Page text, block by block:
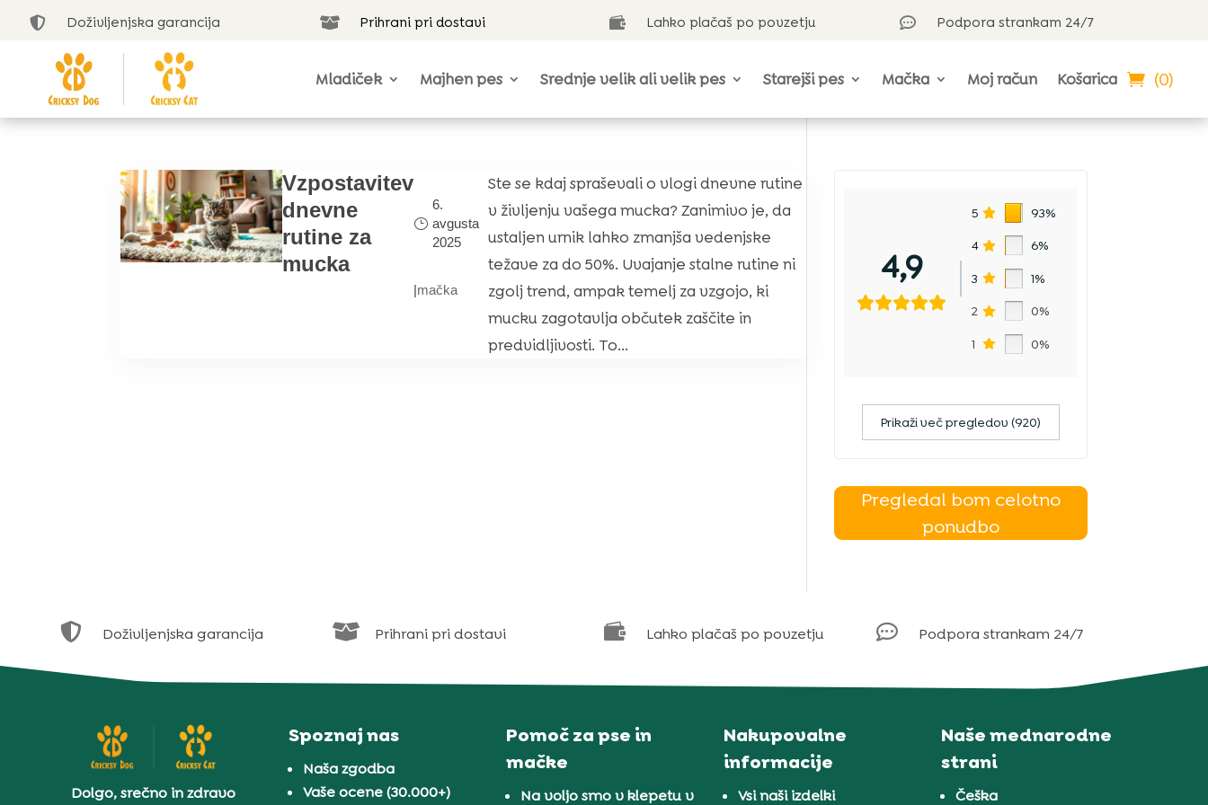
 Doživljenjska garancija  Prihrani pri dostavi  Lahko plačaš po povzetju  Podpora strankam 24/7
Mladiček Majhen pes Srednje velik ali velik pes Starejši pes Mačka Moj račun Košarica (0)
Vzpostavitev
dnevne
rutine za
mucka
6.
avgusta
2025
|mačka
Ste se kdaj spraševali o vlogi dnevne rutine
v življenju vašega mucka? Zanimivo je, da
ustaljen urnik lahko zmanjša vedenjske
težave za do 50%. Uvajanje stalne rutine ni
zgolj trend, ampak temelj za vzgojo, ki
mucku zagotavlja občutek zaščite in
predvidljivosti. To...
4,9
5 93%
4 6%
3 1%
2 0%
1 0%
Prikaži več pregledov (920)
Pregledal bom celotno
ponudbo
 Doživljenjska garancija  Prihrani pri dostavi  Lahko plačaš po povzetju  Podpora strankam 24/7
Dolgo, srečno in zdravo
Spoznaj nas
Naša zgodba
Vaše ocene (30.000+)
Pomoč za pse in
mačke
Na voljo smo v klepetu v
Nakupovalne
informacije
Vsi naši izdelki
Naše mednarodne
strani
Češka